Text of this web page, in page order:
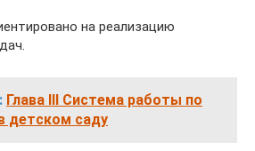
на реализацию
Глава III Система работы по
детском саду